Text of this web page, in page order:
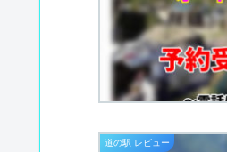
道の駅 レビュー